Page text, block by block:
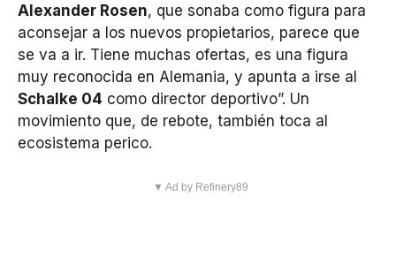
Alexander Rosen, que sonaba como figura para
aconsejar a los nuevos propietarios, parece que
se va a ir. Tiene muchas ofertas, es una figura
muy reconocida en Alemania, y apunta a irse al
Schalke 04 como director deportivo”. Un
movimiento que, de rebote, también toca al
ecosistema perico.
▼ Ad by Refinery89